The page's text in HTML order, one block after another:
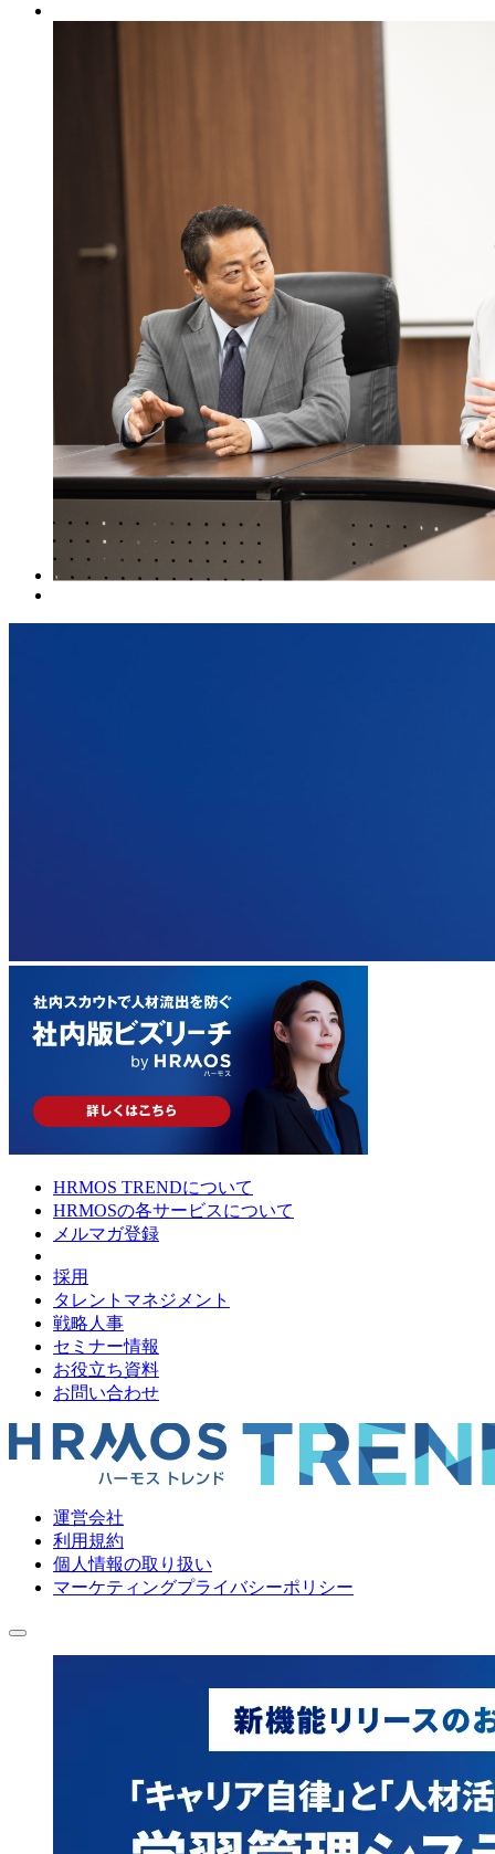
HRMOS TRENDについて
HRMOSの各サービスについて
メルマガ登録
採用
タレントマネジメント
戦略人事
セミナー情報
お役立ち資料
お問い合わせ
運営会社
利用規約
個人情報の取り扱い
マーケティングプライバシーポリシー